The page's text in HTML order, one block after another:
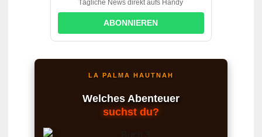
Tägliche News direkt aufs Handy
ABONNIEREN
LA PALMA HAUTNAH
Welches Abenteuer
suchst du?